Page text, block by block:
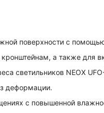
поверхности с помощью
а также для
светильников NEOX
деформации.
с повышенной